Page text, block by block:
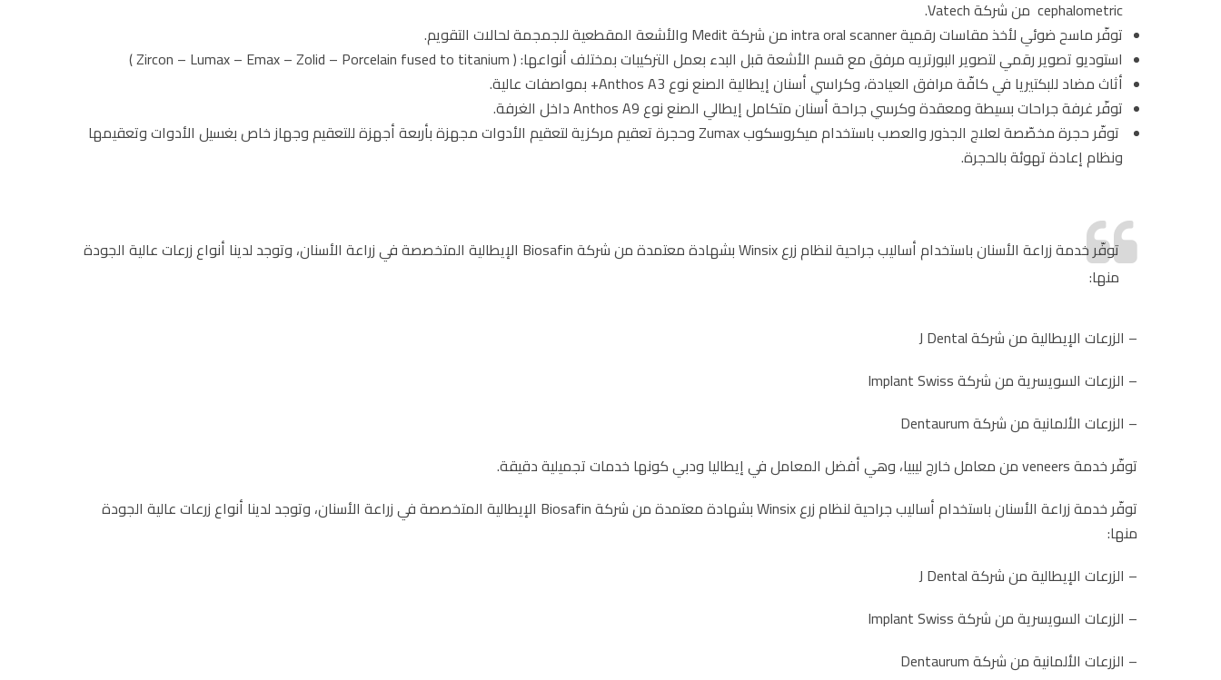
cephalometric من شركة Vatech.
توفّر ماسح ضوئي لأخذ مقاسات رقمية intra oral scanner من شركة Medit والأشعة المقطعية للجمجمة لحالات التقويم.
استوديو تصوير رقمي لتصوير البورتريه مرفق مع قسم الأشعة قبل البدء بعمل التركيبات بمختلف أنواعها: ( Zircon – Lumax – Emax – Zolid – Porcelain fused to titanium )
أثاث مضاد للبكتيريا في كافّة مرافق العيادة، وكراسي أسنان إيطالية الصنع نوع Anthos A3+ بمواصفات عالية.
توفّر غرفة جراحات بسيطة ومعقدة وكرسي جراحة أسنان متكامل إيطالي الصنع نوع Anthos A9 داخل الغرفة.
توفّر حجرة مخصّصة لعلاج الجذور والعصب باستخدام ميكروسكوب Zumax وحجرة تعقيم مركزية لتعقيم الأدوات مجهزة بأربعة أجهزة للتعقيم وجهاز خاص بغسيل الأدوات وتعقيمها
ونظام إعادة تهوئة بالحجرة.
توفّر خدمة زراعة الأسنان باستخدام أساليب جراحية لنظام زرع Winsix بشهادة معتمدة من شركة Biosafin الإيطالية المتخصصة في زراعة الأسنان، وتوجد لدينا أنواع زرعات عالية الجودة
منها:
– الزرعات الإيطالية من شركة J Dental
– الزرعات السويسرية من شركة Implant Swiss
– الزرعات الألمانية من شركة Dentaurum
توفّر خدمة veneers من معامل خارج ليبيا، وهي أفضل المعامل في إيطاليا ودبي كونها خدمات تجميلية دقيقة.
توفّر خدمة زراعة الأسنان باستخدام أساليب جراحية لنظام زرع Winsix بشهادة معتمدة من شركة Biosafin الإيطالية المتخصصة في زراعة الأسنان، وتوجد لدينا أنواع زرعات عالية الجودة
منها:
– الزرعات الإيطالية من شركة J Dental
– الزرعات السويسرية من شركة Implant Swiss
– الزرعات الألمانية من شركة Dentaurum